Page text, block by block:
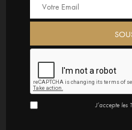
J’accepte les